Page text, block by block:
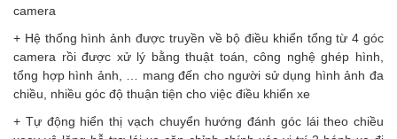
camera
+ Hệ thống hình ảnh được truyền về bộ điều khiển tổng từ 4 góc
camera rồi được xử lý bằng thuật toán, công nghệ ghép hình,
tổng hợp hình ảnh, … mang đến cho người sử dụng hình ảnh đa
chiều, nhiều góc độ thuận tiện cho việc điều khiển xe
+ Tự động hiển thị vạch chuyển hướng đánh góc lái theo chiều